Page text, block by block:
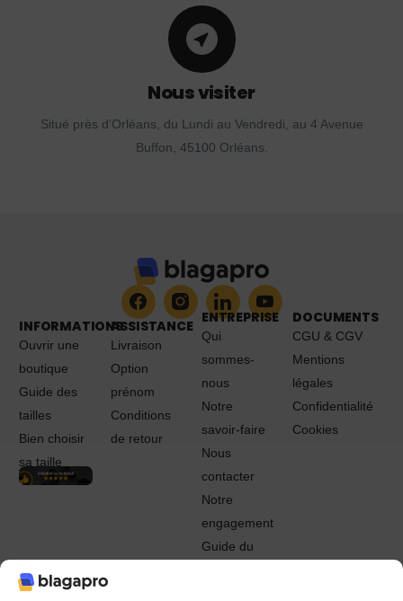
Nous visiter
Situé près d'Orléans, du Lundi au Vendredi, au 4 Avenue
Buffon, 45100 Orléans.
INFORMATIONS
Ouvrir une
boutique
Guide des
tailles
Bien choisir
sa taille
ASSISTANCE
Livraison
Option
prénom
Conditions
de retour
ENTREPRISE
Qui
sommes-
nous
Notre
savoir-faire
Nous
contacter
Notre
engagement
Guide du
DOCUMENTS
CGU & CGV
Mentions
légales
Confidentialité
Cookies
© 2022 - 2024 Blagapro. Tous droits réservés. Textiles